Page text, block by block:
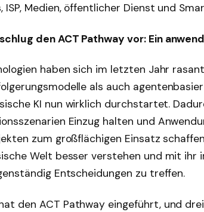
ISP, Medien, öffentlicher Dienst und
den ACT Pathway vor: Ein
haben sich im letzten Jahr
als auch
KI nun wirklich durchstartet.
Einzug halten und
zum großflächigen Einsatz
Welt besser verstehen und mit ihr
Entscheidungen zu treffen.
den ACT Pathway eingeführt, und